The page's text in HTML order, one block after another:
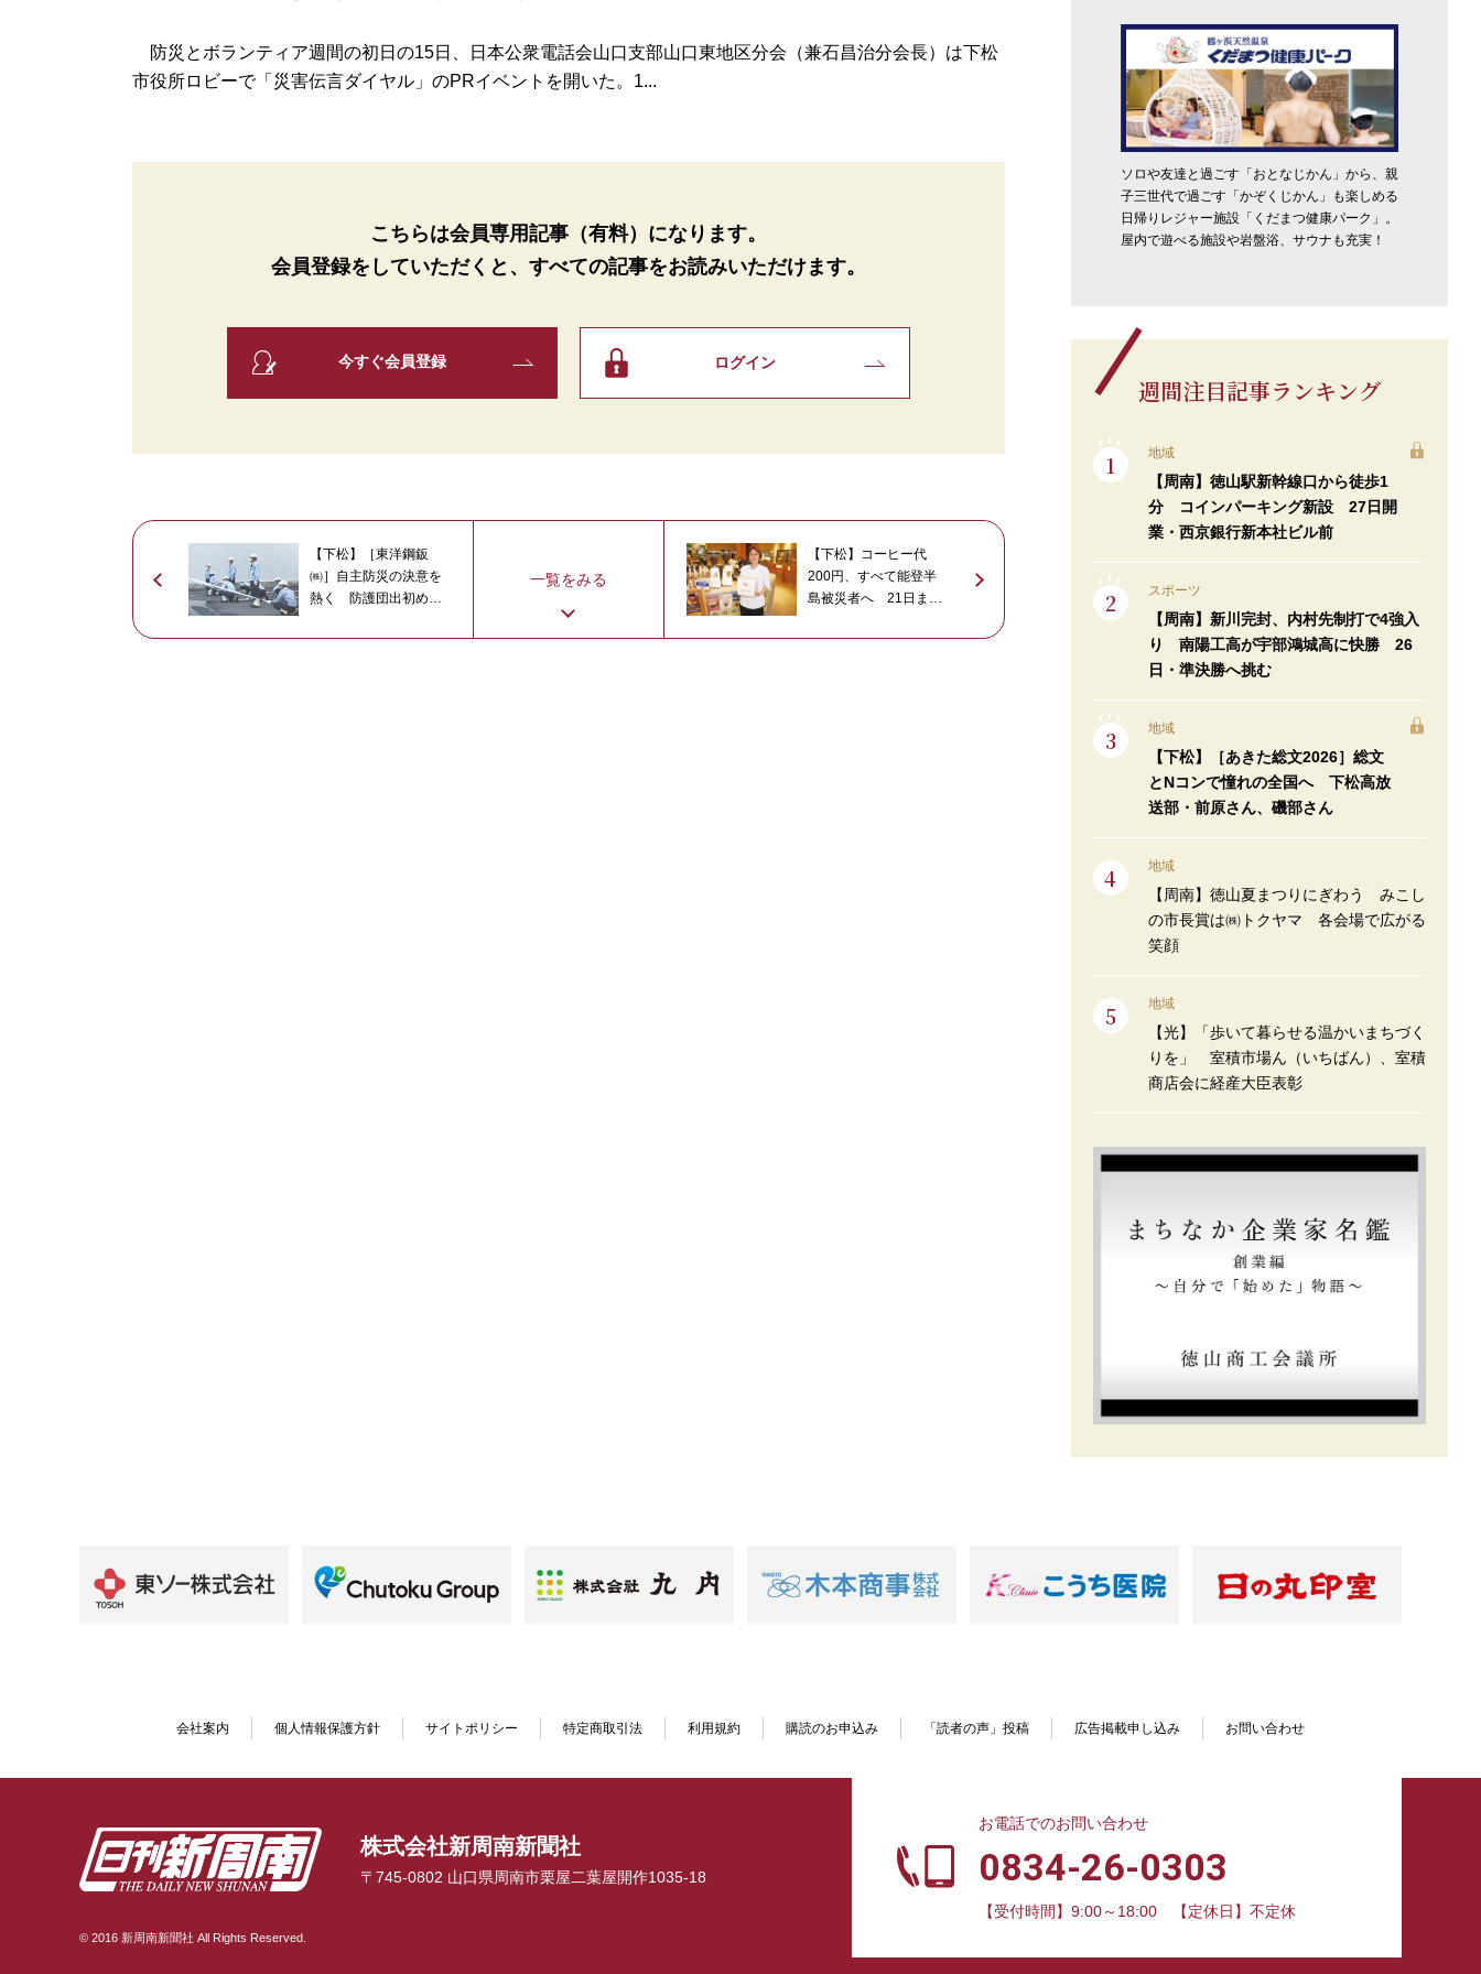
防災とボランティア週間の初日の15日、日本公衆電話会山口支部山口東地区分会（兼石昌治分会長）は下松
市役所ロビーで「災害伝言ダイヤル」のPRイベントを開いた。1...
こちらは会員専用記事（有料）になります。
会員登録をしていただくと、 すべての記事をお読みいただけます。
今すぐ会員登録 ログイン
【下松】［東洋鋼鈑
㈱］自主防災の決意を
熱く 防護団出初め
一覧をみる
【下松】コーヒー代
200円、すべて能登半
島被災者へ 21日ま
スタリー
ソロや友達と過ごす「おとなじかん」から、親
子三世代で過ごす「かぞくじかん」も楽しめる
日帰りレジャー施設「くだまつ健康パーク」。
屋内で遊べる施設や岩盤浴、サウナも充実！
週間注目記事ランキング
地域
【周南】徳山駅新幹線口から徒歩1
分 コインパーキング新設 27日開
業・西京銀行新本社ビル前
スポーツ
【周南】新川完封、内村先制打で4強入
り 南陽工高が宇部鴻城高に快勝 26
日・準決勝へ挑む
地域
【下松】［あきた総文2026］総文
とNコンで憧れの全国へ 下松高放
送部・前原さん、磯部さん
地域
【周南】徳山夏まつりにぎわう みこし
の市長賞は㈱トクヤマ 各会場で広がる
笑顔
地域
【光】「歩いて暮らせる温かいまちづく
りを」 室積市場ん（いちばん）、室積
商店会に経産大臣表彰
会社案内 個人情報保護方針 サイトポリシー 特定商取引法 利用規約 購読のお申込み 「読者の声」投稿 広告掲載申し込み お問い合わせ
お電話でのお問い合わせ
0834-26-0303
【受付時間】9:00～18:00 【定休日】不定休
株式会社新周南新聞社
〒745-0802 山口県周南市栗屋二葉屋開作1035-18
© 2016 新周南新聞社 All Rights Reserved.